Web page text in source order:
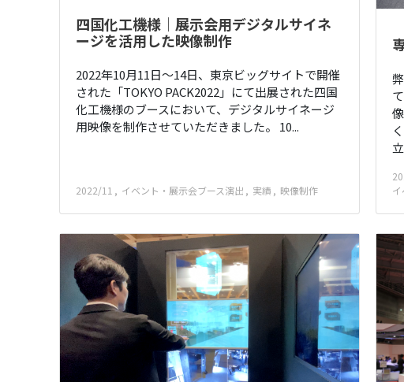
四国化工機様｜展示会用デジタルサイネ
ージを活用した映像制作
2022年10月11日～14日、東京ビッグサイトで開催
された「TOKYO PACK2022」にて出展された四国
化工機様のブースにおいて、デジタルサイネージ
用映像を制作させていただきました。 10...
2022/11 イベント・展示会ブース演出 実績 映像制作